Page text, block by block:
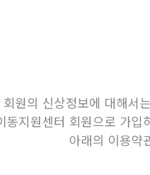
회원의 신상정보에 대해서
동지원센터 회원으로 가
아래의 이용약